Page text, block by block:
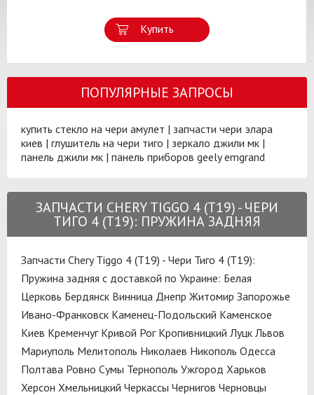
Купить
ПОПУЛЯРНЫЕ ЗАПРОСЫ
купить стекло на чери амулет | запчасти чери элара
киев | глушитель на чери тиго | зеркало джили мк |
панель джили мк | панель приборов geely emgrand
ЗАПЧАСТИ CHERY TIGGO 4 (T19) - ЧЕРИ
ТИГО 4 (T19): ПРУЖИНА ЗАДНЯЯ
Запчасти Chery Tiggo 4 (T19) - Чери Тиго 4 (T19):
Пружина задняя с доставкой по Украине: Белая
Церковь Бердянск Винница Днепр Житомир Запорожье
Ивано-Франковск Каменец-Подольский Каменское
Киев Кременчуг Кривой Рог Кропивницкий Луцк Львов
Мариуполь Мелитополь Николаев Никополь Одесса
Полтава Ровно Сумы Тернополь Ужгород Харьков
Херсон Хмельницкий Черкассы Чернигов Черновцы